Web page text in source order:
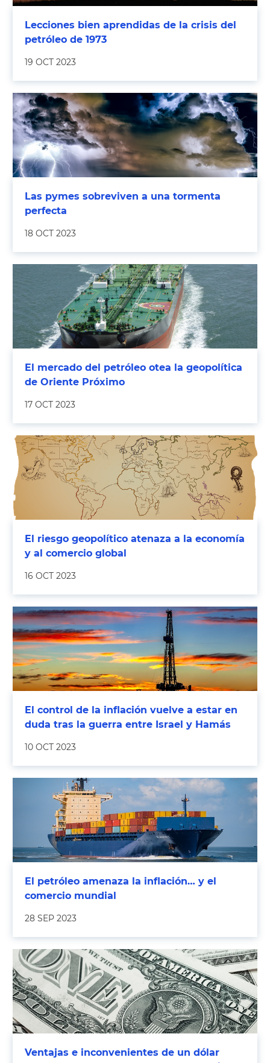
Lecciones bien aprendidas de la crisis del
petróleo de 1973
19 OCT 2023
Las pymes sobreviven a una tormenta
perfecta
18 OCT 2023
El mercado del petróleo otea la geopolítica
de Oriente Próximo
17 OCT 2023
El riesgo geopolítico atenaza a la economía
y al comercio global
16 OCT 2023
El control de la inflación vuelve a estar en
duda tras la guerra entre Israel y Hamás
10 OCT 2023
El petróleo amenaza la inflación… y el
comercio mundial
28 SEP 2023
Ventajas e inconvenientes de un dólar